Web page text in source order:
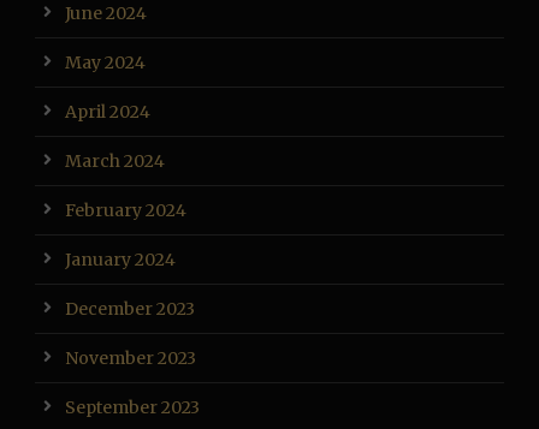
June 2024
May 2024
April 2024
March 2024
February 2024
January 2024
December 2023
November 2023
September 2023